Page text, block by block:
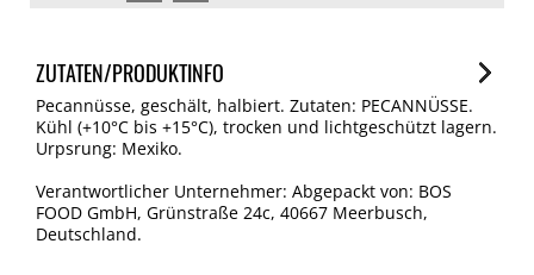
ZUTATEN/PRODUKTINFO
Pecannüsse, geschält, halbiert. Zutaten: PECANNÜSSE.
Kühl (+10°C bis +15°C), trocken und lichtgeschützt lagern.
Urpsrung: Mexiko.
Verantwortlicher Unternehmer: Abgepackt von: BOS
FOOD GmbH, Grünstraße 24c, 40667 Meerbusch,
Deutschland.